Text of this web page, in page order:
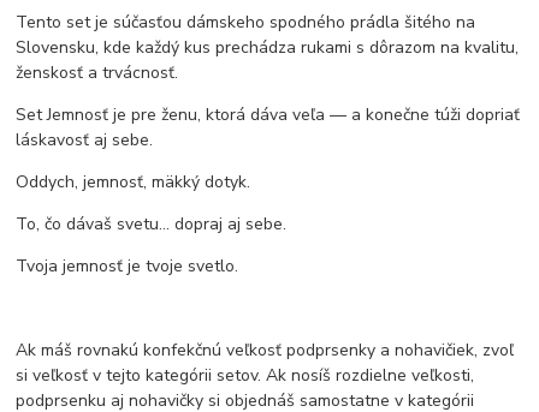
Tento set je súčasťou dámskeho spodného prádla šitého na
Slovensku, kde každý kus prechádza rukami s dôrazom na kvalitu,
ženskosť a trvácnosť.
Set Jemnosť je pre ženu, ktorá dáva veľa — a konečne túži dopriať
láskavosť aj sebe.
Oddych, jemnosť, mäkký dotyk.
To, čo dávaš svetu… dopraj aj sebe.
Tvoja jemnosť je tvoje svetlo.
Ak máš rovnakú konfekčnú veľkosť podprsenky a nohavičiek, zvoľ
si veľkosť v tejto kategórii setov. Ak nosíš rozdielne veľkosti,
podprsenku aj nohavičky si objednáš samostatne v kategórii